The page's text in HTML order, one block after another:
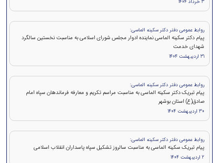
3 خرداد 1404
روابط عمومی دفتر دکتر سکینه الماسی:
پیام دکتر سکینه الماسی نماینده ادوار مجلس شورای اسلامی به مناسبت نخستین سالگرد
شهدای خدمت
31 اردیبهشت 1404
روابط عمومی دفتر دکتر سکینه الماسی:
پیام تبریک دکتر سکینه الماسی به مناسبت مراسم تکریم و معارفه فرماندهان سپاه امام
صادق(ع) استان بوشهر
30 اردیبهشت 1404
روابط عمومی دفتر دکتر سکینه الماسی:
پیام تبریک سکینه الماسی به مناسبت سالروز تشکیل سپاه پاسداران انقلاب اسلامی
2 اردیبهشت 1404